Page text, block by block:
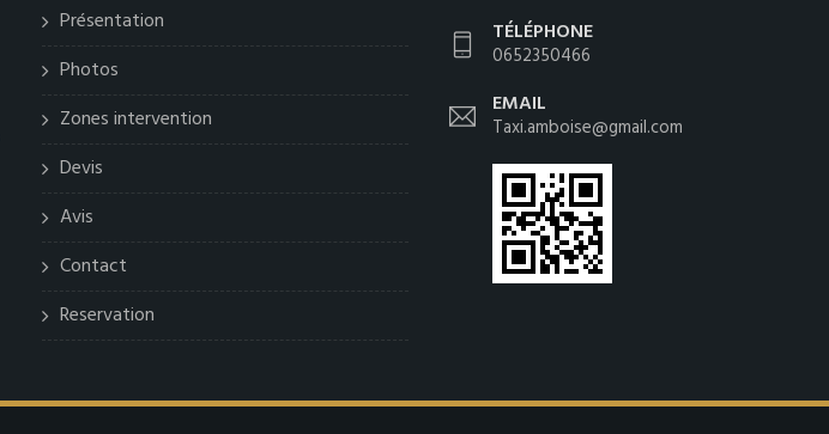
Présentation
Photos
Zones intervention
Devis
Avis
Contact
Reservation
TÉLÉPHONE
0652350466
EMAIL
Taxi.amboise@gmail.com